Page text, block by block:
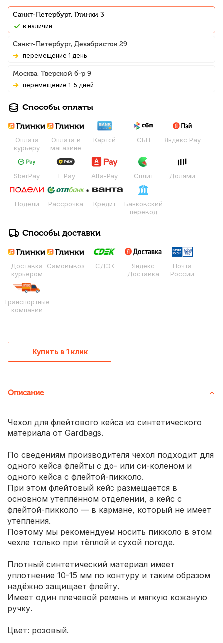
Санкт-Петербург, Глинки 3
В наличии
Санкт-Петербург, Декабристов 29
Перемещение 1 день
Москва, Тверской б-р 9
Перемещение 1-5 дней
Способы оплаты
Оплата
курьеру
Оплата в
магазине
Картой СБП Яндекс Pay
SberPay T-Pay Alfa-Pay Сплит Долями
Подели Рассрочка Кредит
Банковский
перевод
Способы доставки
Доставка
курьером
Самовывоз СДЭК
Яндекс
Доставка
Почта
России
Транспортные
компании
Купить в 1 клик
Описание
Чехол для флейтового кейса из синтетического
материала от Gardbags.
По сведениям производителя чехол подходит для
одного кейса флейты с до- или си-коленом и
одного кейса с флейтой-пикколо.
При этом флейтовый кейс размещается в
основном утеплённом отделении, а кейс с
флейтой-пикколо — в кармане, который не имеет
утепления.
Поэтому мы рекомендуем носить пикколо в этом
чехле только при тёплой и сухой погоде.
Плотный синтетический материал имеет
уплотнение 10-15 мм по контуру и таким образом
надёжно защищает флейту.
Имеет один плечевой ремень и мягкую кожаную
ручку.
Цвет: розовый.